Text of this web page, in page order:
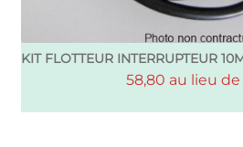
KIT FLOTTEUR INTERRUPTEUR
58,80 au lieu de